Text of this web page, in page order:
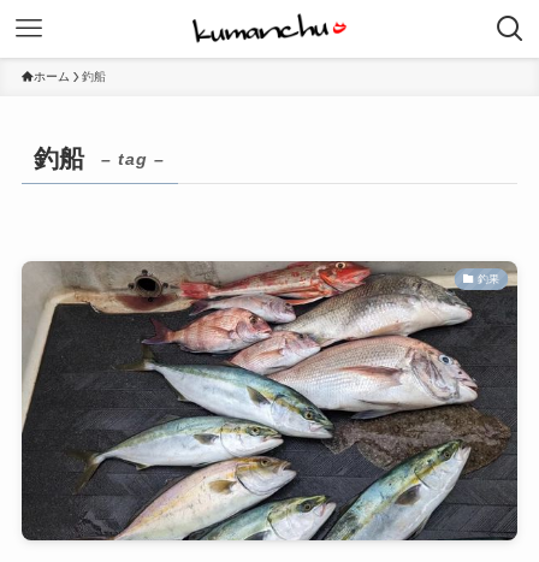
ホーム 釣船
釣船 – tag –
釣果